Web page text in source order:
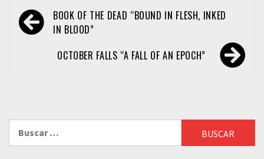
Navegación
de
entradas
BOOK OF THE DEAD “BOUND IN FLESH, INKED
IN BLOOD”
OCTOBER FALLS “A FALL OF AN EPOCH”